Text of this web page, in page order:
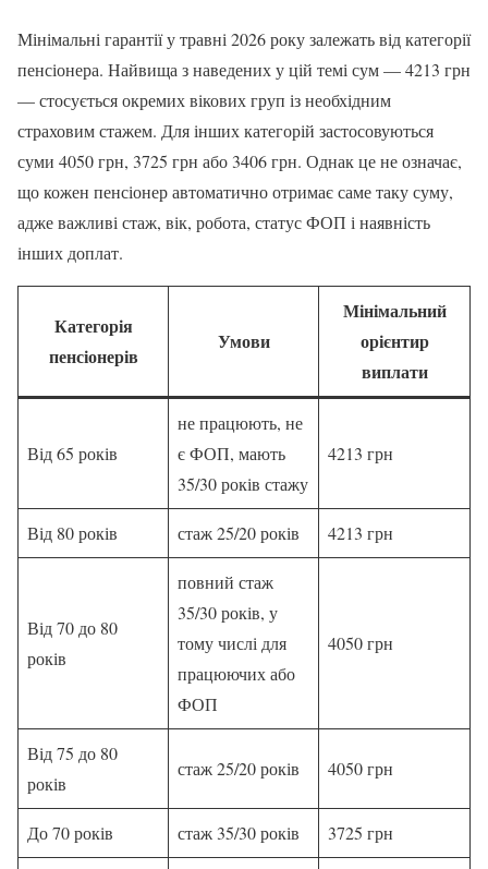
Мінімальні гарантії у травні 2026 року залежать від категорії
пенсіонера. Найвища з наведених у цій темі сум — 4213 грн
— стосується окремих вікових груп із необхідним
страховим стажем. Для інших категорій застосовуються
суми 4050 грн, 3725 грн або 3406 грн. Однак це не означає,
що кожен пенсіонер автоматично отримає саме таку суму,
адже важливі стаж, вік, робота, статус ФОП і наявність
інших доплат.
Категорія
пенсіонерів
Умови
Мінімальний
орієнтир
виплати
Від 65 років
не працюють, не
є ФОП, мають
35/30 років стажу
4213 грн
Від 80 років стаж 25/20 років 4213 грн
Від 70 до 80
років
повний стаж
35/30 років, у
тому числі для
працюючих або
ФОП
4050 грн
Від 75 до 80
років
стаж 25/20 років 4050 грн
До 70 років стаж 35/30 років 3725 грн